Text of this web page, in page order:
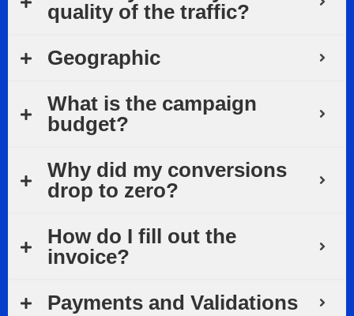
quality of the traffic?
Geographic
What is the campaign
budget?
Why did my conversions
drop to zero?
How do I fill out the
invoice?
Payments and Validations